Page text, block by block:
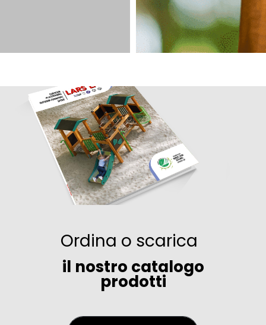
Ordina o scarica
il nostro catalogo
prodotti